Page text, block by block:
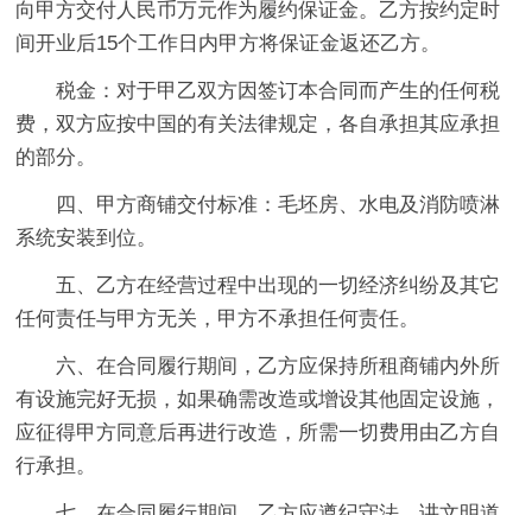
向甲方交付人民币万元作为履约保证金。乙方按约定时
间开业后15个工作日内甲方将保证金返还乙方。
税金：对于甲乙双方因签订本合同而产生的任何税
费，双方应按中国的有关法律规定，各自承担其应承担
的部分。
四、甲方商铺交付标准：毛坯房、水电及消防喷淋
系统安装到位。
五、乙方在经营过程中出现的一切经济纠纷及其它
任何责任与甲方无关，甲方不承担任何责任。
六、在合同履行期间，乙方应保持所租商铺内外所
有设施完好无损，如果确需改造或增设其他固定设施，
应征得甲方同意后再进行改造，所需一切费用由乙方自
行承担。